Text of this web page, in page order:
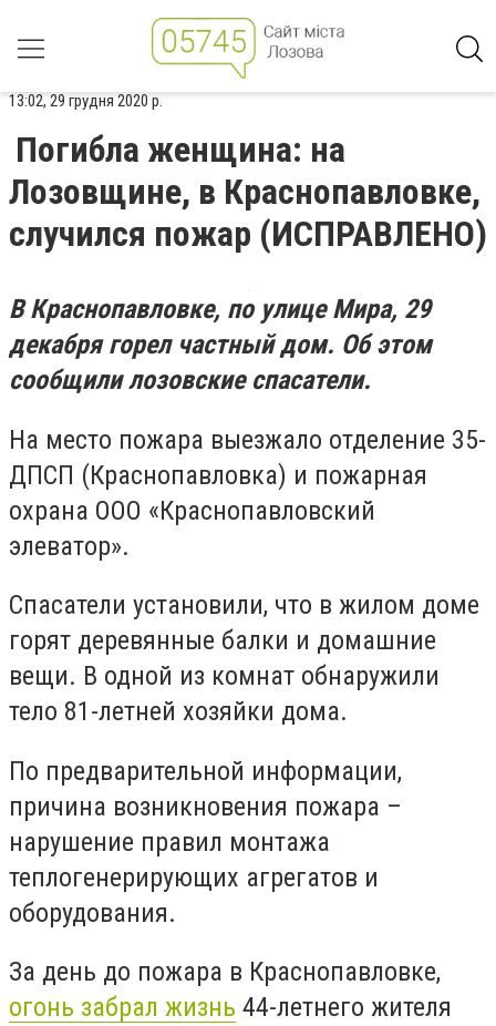
13:02, 29 грудня 2020 р.
Погибла женщина: на
Лозовщине, в Краснопавловке,
случился пожар (ИСПРАВЛЕНО)
В Краснопавловке, по улице Мира, 29
декабря горел частный дом. Об этом
сообщили лозовские спасатели.
На место пожара выезжало отделение 35-
ДПСП (Краснопавловка) и пожарная
охрана ООО «Краснопавловский
элеватор».
Спасатели установили, что в жилом доме
горят деревянные балки и домашние
вещи. В одной из комнат обнаружили
тело 81-летней хозяйки дома.
По предварительной информации,
причина возникновения пожара –
нарушение правил монтажа
теплогенерирующих агрегатов и
оборудования.
За день до пожара в Краснопавловке,
огонь забрал жизнь 44-летнего жителя